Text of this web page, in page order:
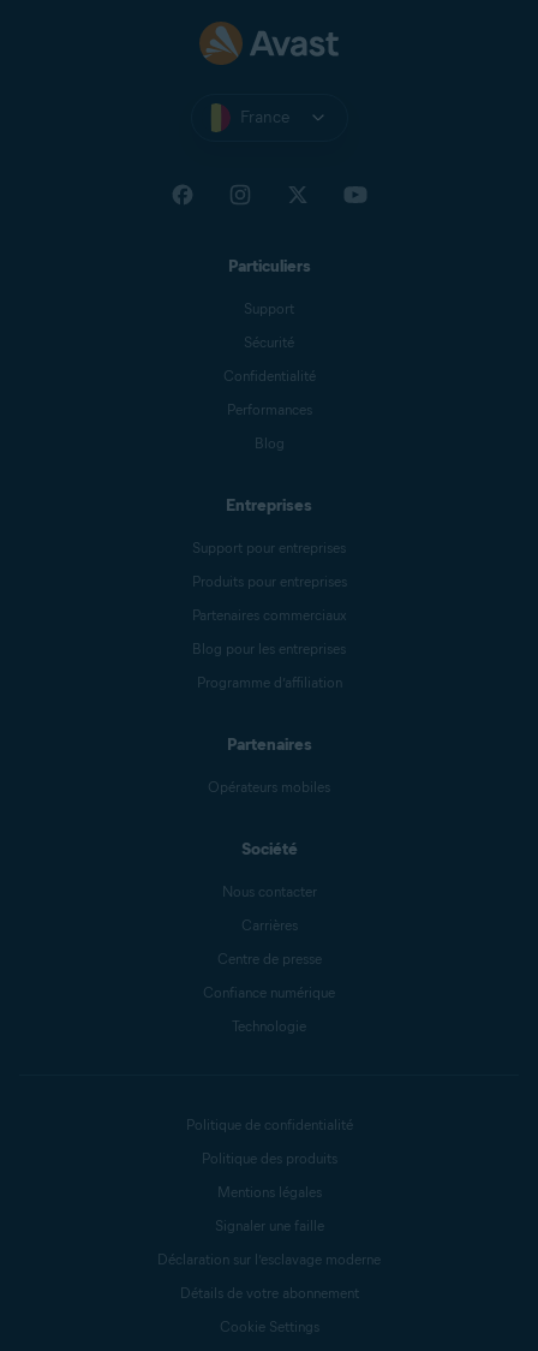
France
Particuliers
Support
Sécurité
Confidentialité
Performances
Blog
Entreprises
Support pour entreprises
Produits pour entreprises
Partenaires commerciaux
Blog pour les entreprises
Programme d’affiliation
Partenaires
Opérateurs mobiles
Société
Nous contacter
Carrières
Centre de presse
Confiance numérique
Technologie
Politique de confidentialité
Politique des produits
Mentions légales
Signaler une faille
Déclaration sur l’esclavage moderne
Détails de votre abonnement
Cookie Settings